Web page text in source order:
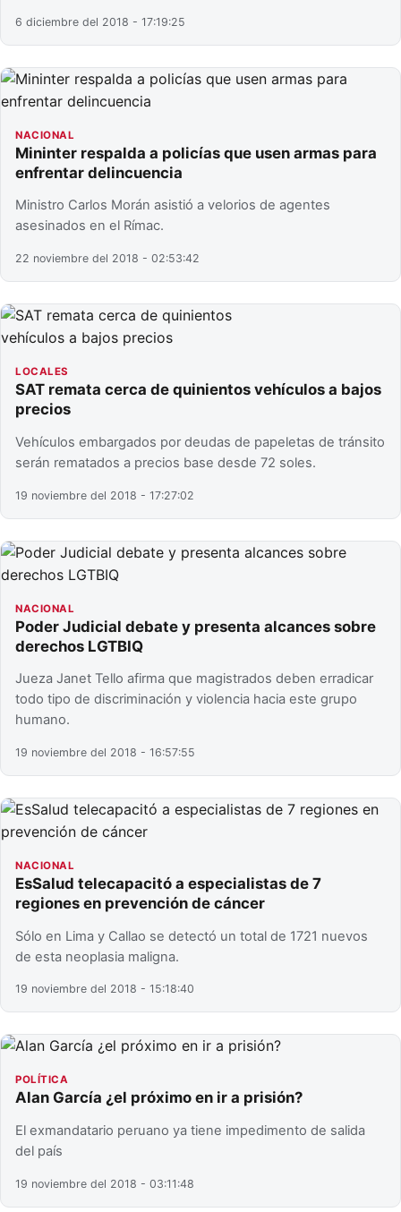
6 diciembre del 2018 - 17:19:25
NACIONAL
Mininter respalda a policías que usen armas para
enfrentar delincuencia
Ministro Carlos Morán asistió a velorios de agentes
asesinados en el Rímac.
22 noviembre del 2018 - 02:53:42
LOCALES
SAT remata cerca de quinientos vehículos a bajos
precios
Vehículos embargados por deudas de papeletas de tránsito
serán rematados a precios base desde 72 soles.
19 noviembre del 2018 - 17:27:02
NACIONAL
Poder Judicial debate y presenta alcances sobre
derechos LGTBIQ
Jueza Janet Tello afirma que magistrados deben erradicar
todo tipo de discriminación y violencia hacia este grupo
humano.
19 noviembre del 2018 - 16:57:55
NACIONAL
EsSalud telecapacitó a especialistas de 7
regiones en prevención de cáncer
Sólo en Lima y Callao se detectó un total de 1721 nuevos
de esta neoplasia maligna.
19 noviembre del 2018 - 15:18:40
POLÍTICA
Alan García ¿el próximo en ir a prisión?
El exmandatario peruano ya tiene impedimento de salida
del país
19 noviembre del 2018 - 03:11:48